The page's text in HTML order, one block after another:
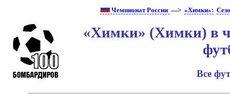
Чемпионат России —> «Химки»:
«Химки» (Химки) в
Все